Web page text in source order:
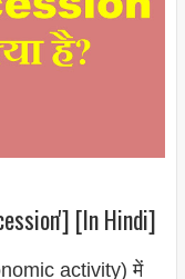
[In Hindi]
activity) में